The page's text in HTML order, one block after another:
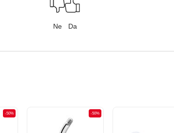
Ne Da
-50% -50%